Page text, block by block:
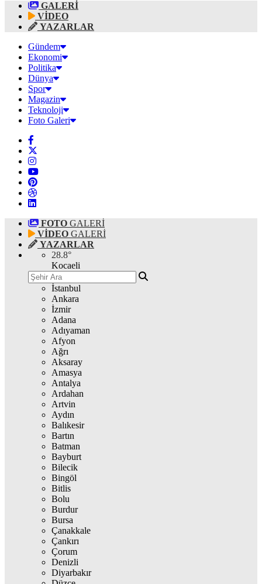
GALERİ
VİDEO
YAZARLAR
Gündem
Ekonomi
Politika
Dünya
Spor
Magazin
Teknoloji
Foto Galeri
FOTO GALERİ
VİDEO GALERİ
YAZARLAR
28.8°
Kocaeli
İstanbul
Ankara
İzmir
Adana
Adıyaman
Afyon
Ağrı
Aksaray
Amasya
Antalya
Ardahan
Artvin
Aydın
Balıkesir
Bartın
Batman
Bayburt
Bilecik
Bingöl
Bitlis
Bolu
Burdur
Bursa
Çanakkale
Çankırı
Çorum
Denizli
Diyarbakır